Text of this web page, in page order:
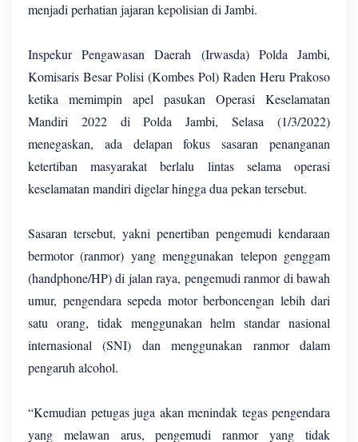
menjadi perhatian jajaran kepolisian di Jambi.
Inspekur Pengawasan Daerah (Irwasda) Polda Jambi,
Komisaris Besar Polisi (Kombes Pol) Raden Heru Prakoso
ketika memimpin apel pasukan Operasi Keselamatan
Mandiri 2022 di Polda Jambi, Selasa (1/3/2022)
menegaskan, ada delapan fokus sasaran penanganan
ketertiban masyarakat berlalu lintas selama operasi
keselamatan mandiri digelar hingga dua pekan tersebut.
Sasaran tersebut, yakni penertiban pengemudi kendaraan
bermotor (ranmor) yang menggunakan telepon genggam
(handphone/HP) di jalan raya, pengemudi ranmor di bawah
umur, pengendara sepeda motor berboncengan lebih dari
satu orang, tidak menggunakan helm standar nasional
internasional (SNI) dan menggunakan ranmor dalam
pengaruh alcohol.
“Kemudian petugas juga akan menindak tegas pengendara
yang melawan arus, pengemudi ranmor yang tidak